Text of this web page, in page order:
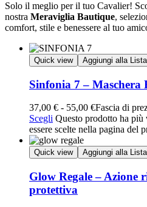
Solo il meglio per il tuo Cavalier!
nostra Meraviglia Bautique,
comfort, stile e benessere al tuo
Quick view Aggiungi alla
Sinfonia 7 –
37,00 € - 55,00 €Fascia di
Scegli Questo prodotto ha
essere scelte nella pagina del
Quick view Aggiungi alla
Glow Regale – Azione
protettiva